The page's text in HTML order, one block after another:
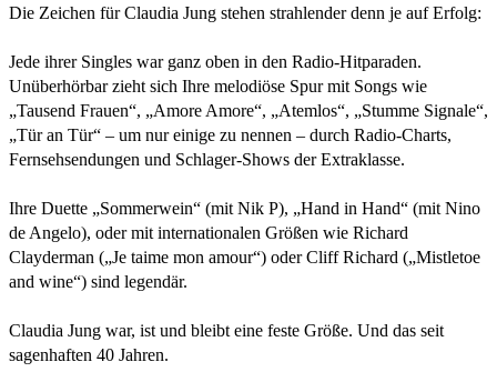
Die Zeichen für Claudia Jung stehen strahlender denn je auf Erfolg:
Jede ihrer Singles war ganz oben in den Radio-Hitparaden.
Unüberhörbar zieht sich Ihre melodiöse Spur mit Songs wie
„Tausend Frauen“, „Amore Amore“, „Atemlos“, „Stumme Signale“,
„Tür an Tür“ – um nur einige zu nennen – durch Radio-Charts,
Fernsehsendungen und Schlager-Shows der Extraklasse.
Ihre Duette „Sommerwein“ (mit Nik P), „Hand in Hand“ (mit Nino
de Angelo), oder mit internationalen Größen wie Richard
Clayderman („Je taime mon amour“) oder Cliff Richard („Mistletoe
and wine“) sind legendär.
Claudia Jung war, ist und bleibt eine feste Größe. Und das seit
sagenhaften 40 Jahren.